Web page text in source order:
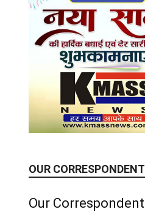
OUR CORRESPONDENT
Our Correspondent